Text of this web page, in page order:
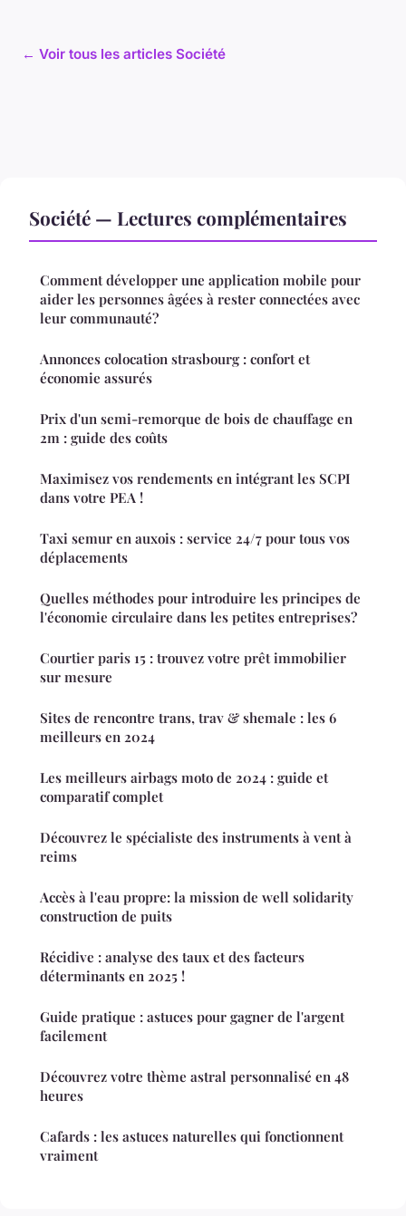
← Voir tous les articles Société
Société — Lectures complémentaires
Comment développer une application mobile pour
aider les personnes âgées à rester connectées avec
leur communauté?
Annonces colocation strasbourg : confort et
économie assurés
Prix d'un semi-remorque de bois de chauffage en
2m : guide des coûts
Maximisez vos rendements en intégrant les SCPI
dans votre PEA !
Taxi semur en auxois : service 24/7 pour tous vos
déplacements
Quelles méthodes pour introduire les principes de
l'économie circulaire dans les petites entreprises?
Courtier paris 15 : trouvez votre prêt immobilier
sur mesure
Sites de rencontre trans, trav & shemale : les 6
meilleurs en 2024
Les meilleurs airbags moto de 2024 : guide et
comparatif complet
Découvrez le spécialiste des instruments à vent à
reims
Accès à l'eau propre: la mission de well solidarity
construction de puits
Récidive : analyse des taux et des facteurs
déterminants en 2025 !
Guide pratique : astuces pour gagner de l'argent
facilement
Découvrez votre thème astral personnalisé en 48
heures
Cafards : les astuces naturelles qui fonctionnent
vraiment